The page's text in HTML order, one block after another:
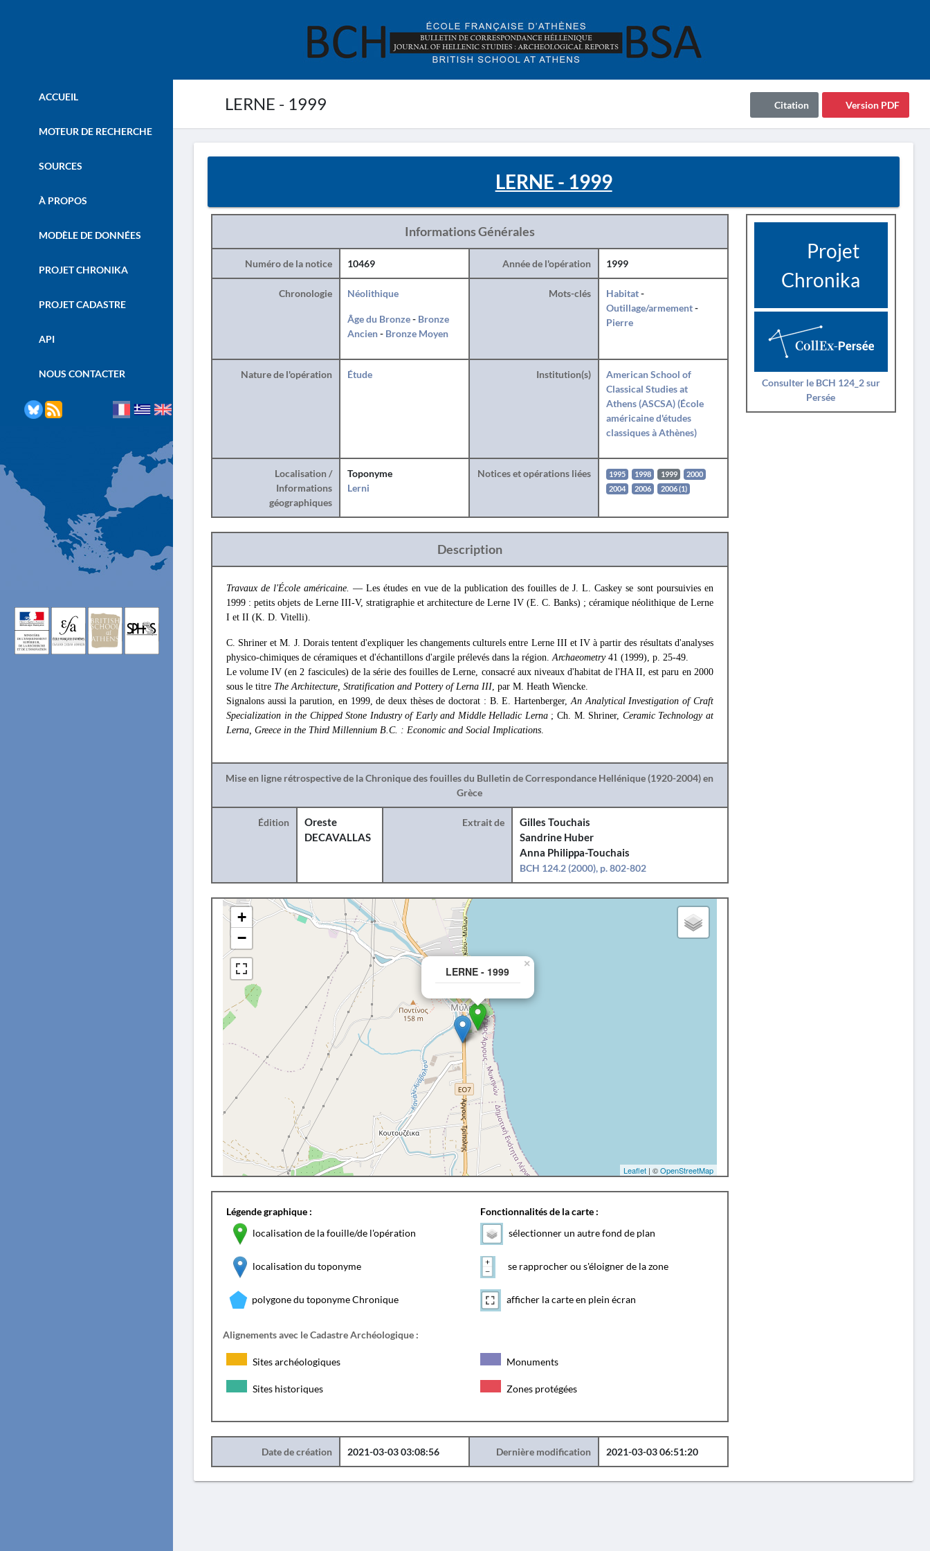
LERNE - 1999 Version PDF
Citation
ACCUEIL
MOTEUR DE RECHERCHE
SOURCES
À PROPOS
MODÈLE DE DONNÉES
PROJET CHRONIKA
PROJET CADASTRE
API
NOUS CONTACTER
LERNE - 1999
Informations Générales
Numéro de la notice 10469 Année de l'opération 1999
Chronologie Néolithique
Âge du Bronze- Bronze
Ancien- Bronze Moyen
Mots-clés Habitat-
Outillage/armement-
Pierre
Nature de l'opération Étude Institution(s)
American School of
Classical Studies at
Athens (ASCSA) (École
américaine d'études
classiques à Athènes)
Localisation /
Informations
géographiques
Toponyme
Lerni
Notices et opérations liées 1995 1998 1999
2000
2004
2006 2006 (1)
Description
Travaux de l'École américaine. — Les études en vue de la publication des fouilles de J. L. Caskey se sont poursuivies en
1999 : petits objets de Lerne III-V, stratigraphie et architecture de Lerne IV (E. C. Banks) ; céramique néolithique de Lerne
I et II (K. D. Vitelli).
C. Shriner et M. J. Dorais tentent d'expliquer les changements culturels entre Lerne III et IV à partir des résultats d'analyses
physico-chimiques de céramiques et d'échantillons d'argile prélevés dans la région.Archaeometry 41 (1999), p. 25-49.
Le volume IV (en 2 fascicules) de la série des fouilles de Lerne, consacré aux niveaux d'habitat de l'ΗΑ II, est paru en 2000
sous le titre The Architecture, Stratification and Pottery of Lerna III, par M. Heath Wiencke.
Signalons aussi la parution, en 1999, de deux thèses de doctorat : Β. Ε. Hartenberger,An Analytical Investigation of Craft
Specialization in the Chipped Stone Industry of Early and Middle Helladic Lerna; Ch. M. Shriner, Ceramic Technology at
Lerna, Greece in the Third Millennium B.C. : Economic and Social Implications.
Mise en ligne rétrospective de la Chronique des fouilles du Bulletin de Correspondance Hellénique (1920-2004) en
Grèce
Édition
Oreste
DECAVALLAS
Extrait de
Gilles Touchais
Sandrine Huber
Anna Philippa-Touchais
BCH 124.2 (2000), p. 802-802
LERNE - 1999
×
+
−
Leaflet| ©OpenStreetMap
Légende graphique :
localisation de la fouille/de l'opération
localisation du toponyme
polygone du toponyme Chronique
Fonctionnalités de la carte :
sélectionner un autre fond de plan
se rapprocher ou s'éloigner de la zone
afficher la carte en plein écran
Alignements avec le Cadastre Archéologique :
Sites archéologiques Monuments
Sites historiques Zones protégées
Date de création 2021-03-03 03:08:56 Dernière modification 2021-03-03 06:51:20
Projet
Chronika
Consulter le BCH 124_2 sur
Persée